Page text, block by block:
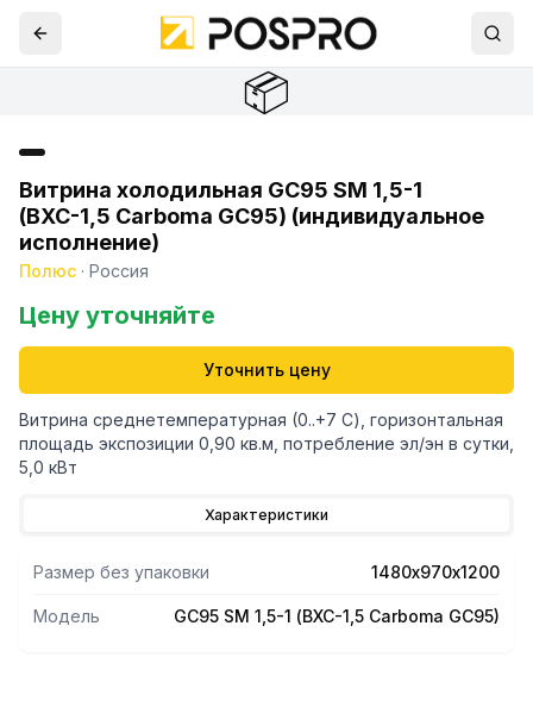
📦
Витрина холодильная GC95 SM 1,5-1
(ВХС-1,5 Carboma GC95) (индивидуальное
исполнение)
Полюс · Россия
Цену уточняйте
Уточнить цену
Витрина среднетемпературная (0..+7 С), горизонтальная
площадь экспозиции 0,90 кв.м, потребление эл/эн в сутки,
5,0 кВт
Характеристики
Размер без упаковки 1480х970х1200
Модель GC95 SM 1,5-1 (ВХС-1,5 Carboma GC95)